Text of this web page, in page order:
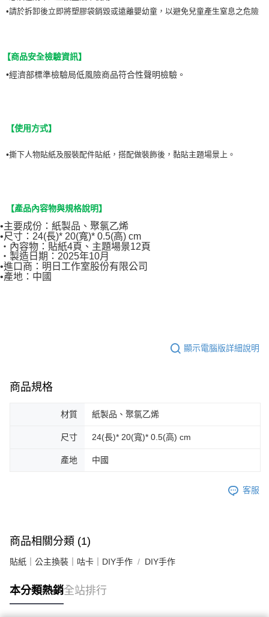
•請於拆卸後立即將塑膠袋銷毀或遠離嬰幼童，以避免兒童產生窒息之危險
【商品安全檢驗資訊】
•經濟部標準檢驗局低風險商品符合性聲明檢驗。
【使用方式】
•撕下人物貼紙及服裝配件貼紙，搭配做裝飾後，黏貼主題場景上。
【產品內容物與規格說明】
•主要成份：紙製品、聚氯乙烯
•尺寸： 24(長)* 20(寬)* 0.5(高) cm
‧內容物： 貼紙4頁、主題場景12頁
‧製造日期： 2025年10月
•進口商：明日工作室股份有限公司
•產地：中國
顯示電腦版詳細說明
商品規格
材質 紙製品、聚氯乙烯
尺寸 24(長)* 20(寬)* 0.5(高) cm
產地 中國
客服
商品相關分類 (1)
貼紙｜公主換裝｜咕卡｜DIY手作 DIY手作
本分類熱銷全站排行